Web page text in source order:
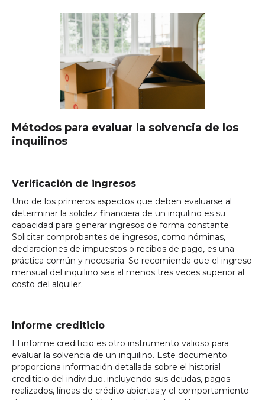
Métodos para evaluar la solvencia de los
inquilinos
Verificación de ingresos
Uno de los primeros aspectos que deben evaluarse al
determinar la solidez financiera de un inquilino es su
capacidad para generar ingresos de forma constante.
Solicitar comprobantes de ingresos, como nóminas,
declaraciones de impuestos o recibos de pago, es una
práctica común y necesaria. Se recomienda que el ingreso
mensual del inquilino sea al menos tres veces superior al
costo del alquiler.
Informe crediticio
El informe crediticio es otro instrumento valioso para
evaluar la solvencia de un inquilino. Este documento
proporciona información detallada sobre el historial
crediticio del individuo, incluyendo sus deudas, pagos
realizados, líneas de crédito abiertas y el comportamiento